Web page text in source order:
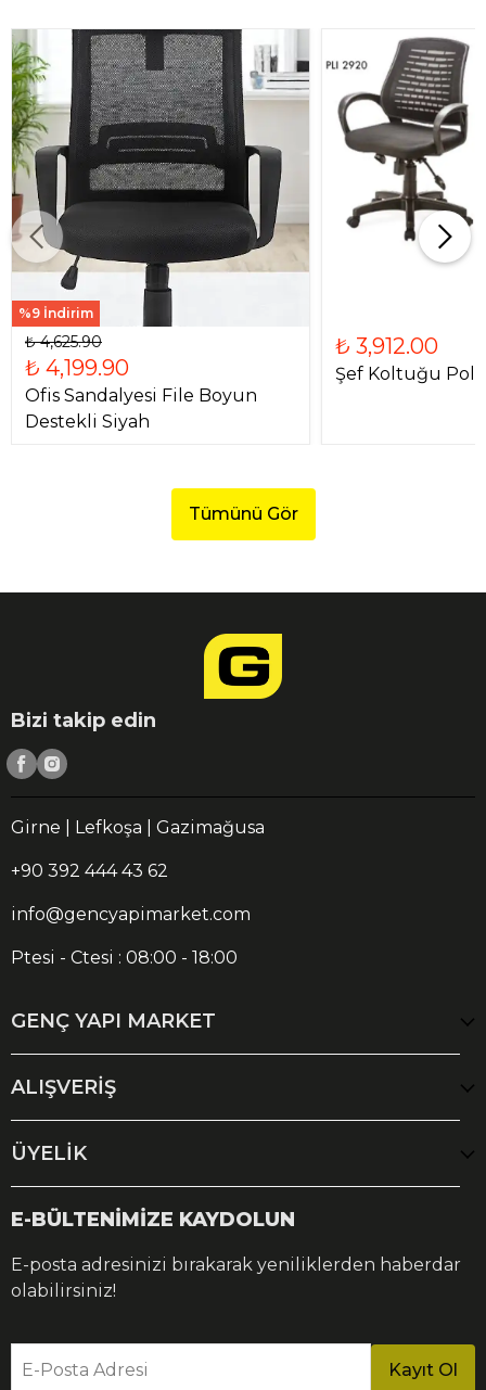
%9 İndirim
₺ 4,625.90
₺ 4,199.90
Ofis Sandalyesi File Boyun
Destekli Siyah
₺ 3,912.00
Şef Koltuğu Poli
Tümünü Gör
Bizi takip edin
Girne | Lefkoşa | Gazimağusa
+90 392 444 43 62
info@gencyapimarket.com
Ptesi - Ctesi : 08:00 - 18:00
GENÇ YAPI MARKET
ALIŞVERİŞ
ÜYELİK
E-BÜLTENİMİZE KAYDOLUN
E-posta adresinizi bırakarak yeniliklerden haberdar
olabilirsiniz!
E-Posta Adresi Kayıt Ol